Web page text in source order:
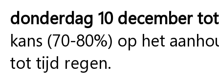
donderdag 10 december
kans (70-80%) op het
tot tijd regen.